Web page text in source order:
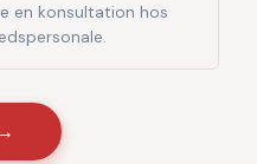
en konsultation hos